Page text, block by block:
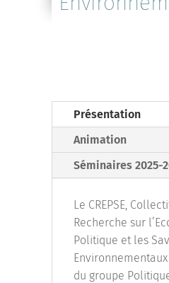
Présentation
Animation
Séminaires 2025-
Le CREPSE,
Recherche sur
Politique et les
du groupe